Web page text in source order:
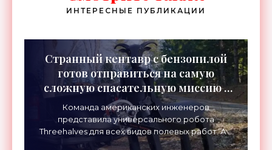
ИНТЕРЕСНЫЕ ПУБЛИКАЦИИ
Странный кентавр с бензопилой
готов отправиться на самую
сложную спасательную миссию -
«Роботы»
Команда американских инженеров
представила универсального робота
Threehalves для всех видов полевых работ. А в
первую очередь – для спасательных миссий с